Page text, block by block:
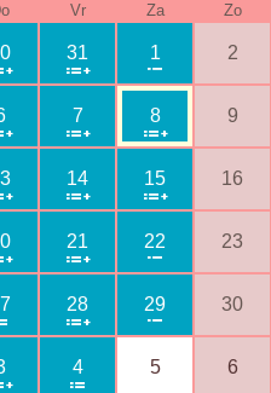
Vr Za Zo
31 1 2
7 8 9
14 15 16
21 22 23
28 29 30
4 5 6